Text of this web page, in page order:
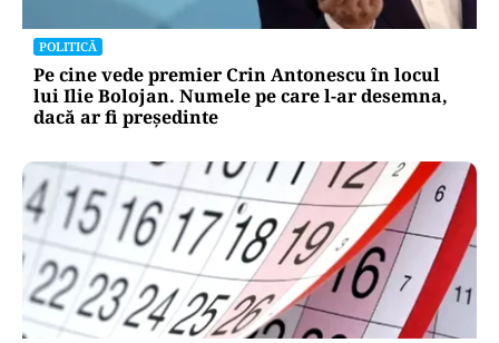
POLITICĂ
Pe cine vede premier Crin Antonescu în locul
lui Ilie Bolojan. Numele pe care l-ar desemna,
dacă ar fi președinte